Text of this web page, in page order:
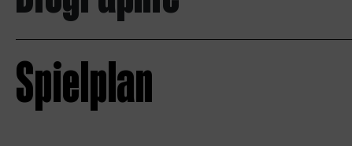
Spielplan